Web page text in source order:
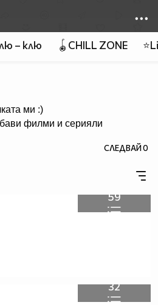
– клю 🪀CHILL ZONE
ми :)
филми и серияли
СЛЕДВАЙ0
59
32